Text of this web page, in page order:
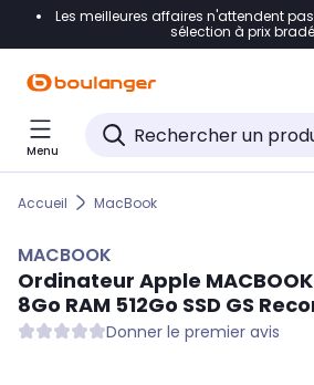
Accéder directement à la
Accéder directement au pied de
Accéder directement au chatbot
Les meilleures affaires n'attendent
sélection à prix
Menu
Accueil MacBook
MACBOOK
Ordinateur Apple MACBOOK
8Go RAM 512Go SSD GS
Donner le premier avis